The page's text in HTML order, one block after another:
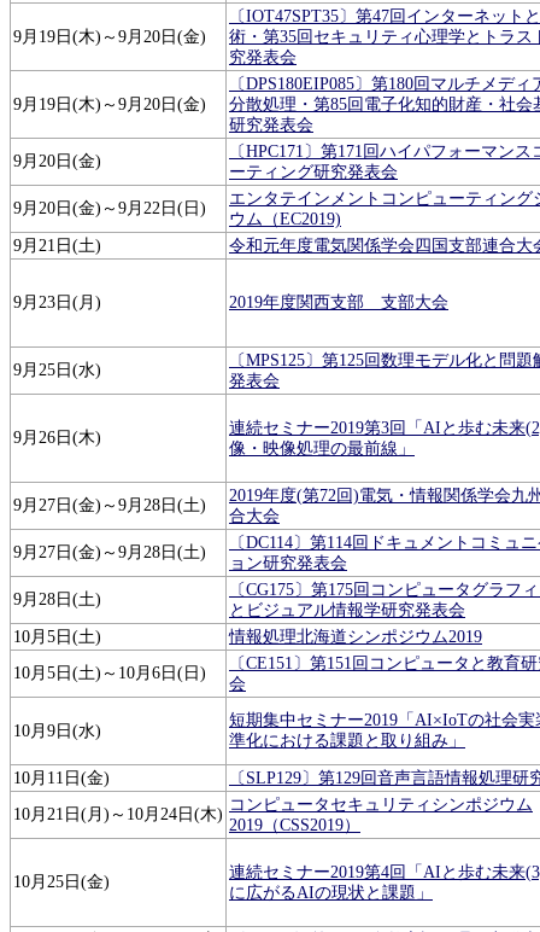
9月19日(木)～9月20日(金)
〔IOT47SPT35〕第47回インターネット
術・第35回セキュリティ心理学とトラス
究発表会
9月19日(木)～9月20日(金)
〔DPS180EIP085〕第180回マルチメディ
分散処理・第85回電子化知的財産・社会
研究発表会
9月20日(金)
〔HPC171〕第171回ハイパフォーマンス
ーティング研究発表会
9月20日(金)～9月22日(日)
エンタテインメントコンピューティング
ウム（EC2019)
9月21日(土)
令和元年度電気関係学会四国支部連合大
9月23日(月) 2019年度関西支部 支部大会
9月25日(水)
〔MPS125〕第125回数理モデル化と問題
発表会
9月26日(木)
連続セミナー2019第3回「AIと歩む未来
像・映像処理の最前線」
9月27日(金)～9月28日(土)
2019年度(第72回)電気・情報関係学会九
合大会
9月27日(金)～9月28日(土)
〔DC114〕第114回ドキュメントコミュ
ョン研究発表会
9月28日(土)
〔CG175〕第175回コンピュータグラフ
とビジュアル情報学研究発表会
10月5日(土)
情報処理北海道シンポジウム2019
10月5日(土)～10月6日(日)
〔CE151〕第151回コンピュータと教育
会
10月9日(水)
短期集中セミナー2019「AI×IoTの社会実
準化における課題と取り組み」
10月11日(金)
〔SLP129〕第129回音声言語情報処理研
10月21日(月)～10月24日(木)
コンピュータセキュリティシンポジウム
2019（CSS2019）
10月25日(金)
連続セミナー2019第4回「AIと歩む未来
に広がるAIの現状と課題」